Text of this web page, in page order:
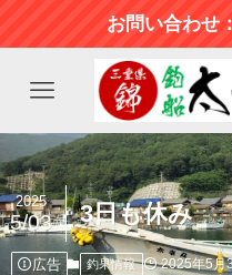
お問い合わせ
3日も休み
2025
5/03
広告 釣果情報 2025年5月